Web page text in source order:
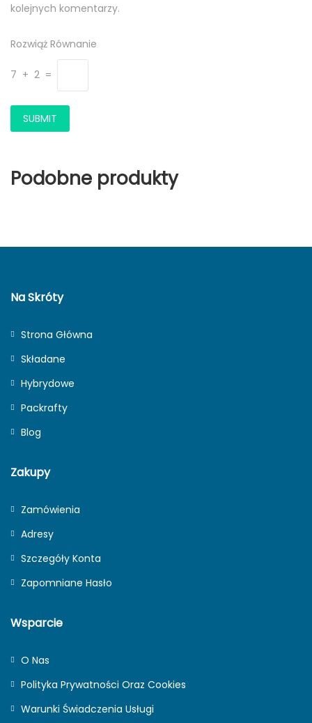
kolejnych komentarzy.
Rozwiąż Równanie
7 + 2 =
Podobne produkty
Na Skróty
Strona Główna
Składane
Hybrydowe
Packrafty
Blog
Zakupy
Zamówienia
Adresy
Szczegóły Konta
Zapomniane Hasło
Wsparcie
O Nas
Polityka Prywatności Oraz Cookies
Warunki Świadczenia Usługi